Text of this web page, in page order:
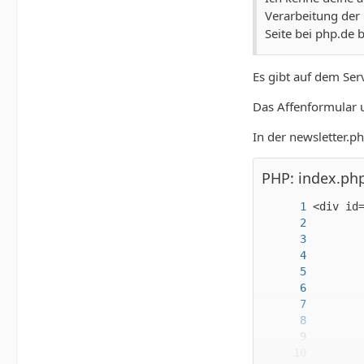
Verarbeitung
Seite bei php.de
Es gibt auf dem
Das Affenformular
In der
PHP: